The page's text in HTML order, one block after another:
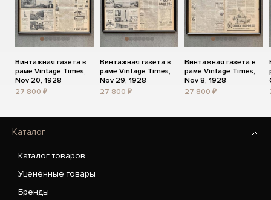
Винтажная газета в
раме Vintage Times,
Nov 20, 1928
27 800 ₽
Винтажная газета в
раме Vintage Times,
Nov 29, 1928
27 800 ₽
Винтажная газета в
раме Vintage Times,
Nov 8, 1928
27 800 ₽
Каталог
Каталог товаров
Уценённые товары
Бренды